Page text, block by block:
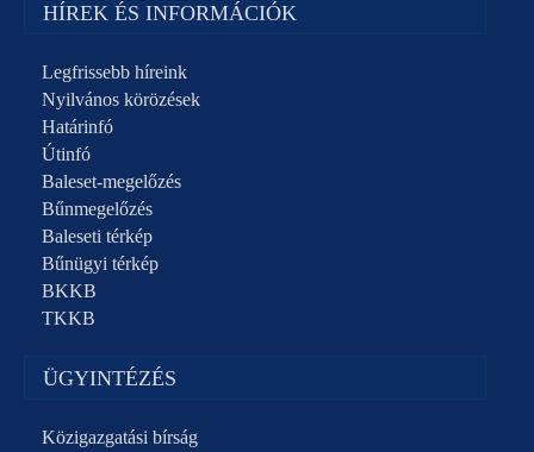
HÍREK ÉS INFORMÁCIÓK
Legfrissebb híreink
Nyilvános körözések
Határinfó
Útinfó
Baleset-megelőzés
Bűnmegelőzés
Baleseti térkép
Bűnügyi térkép
BKKB
TKKB
ÜGYINTÉZÉS
Közigazgatási bírság